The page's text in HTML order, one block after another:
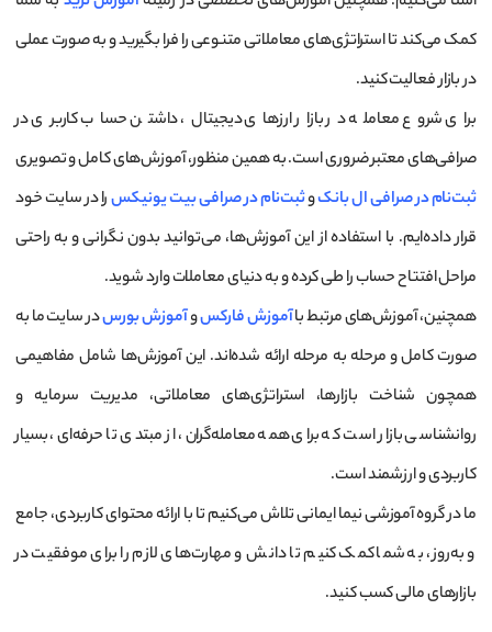
کمک می‌کند تا استراتژی‌های معاملاتی متنوعی را فرا بگیرید و به صورت عملی
در بازار فعالیت کنید.
برای شروع معامله در بازار ارزهای دیجیتال، داشتن حساب کاربری در
صرافی‌های معتبر ضروری است. به همین منظور، آموزش‌های کامل و تصویری
ثبت‌نام در صرافی ال بانکوثبت‌نام در صرافی بیت یونیکسرا در سایت خود
قرار داده‌ایم. با استفاده از این آموزش‌ها، می‌توانید بدون نگرانی و به راحتی
مراحل افتتاح حساب را طی کرده و به دنیای معاملات وارد شوید.
همچنین، آموزش‌های مرتبط باآموزش فارکسوآموزش بورسدر سایت ما به
صورت کامل و مرحله به مرحله ارائه شده‌اند. این آموزش‌ها شامل مفاهیمی
همچون شناخت بازارها، استراتژی‌های معاملاتی، مدیریت سرمایه و
روانشناسی بازار است که برای همه معامله‌گران، از مبتدی تا حرفه‌ای، بسیار
کاربردی و ارزشمند است.
ما در گروه آموزشی نیما ایمانی تلاش می‌کنیم تا با ارائه محتوای کاربردی، جامع
و به‌روز، به شما کمک کنیم تا دانش و مهارت‌های لازم را برای موفقیت در
بازارهای مالی کسب کنید.